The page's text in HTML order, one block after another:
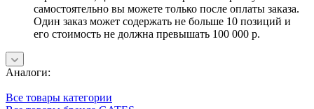
самостоятельно вы можете только после оплаты заказа.
Один заказ может содержать не больше 10 позиций и
его стоимость не должна превышать 100 000 р.
Аналоги:
Все товары категории